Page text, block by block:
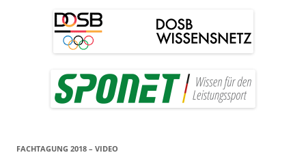
FACHTAGUNG 2018 – VIDEO